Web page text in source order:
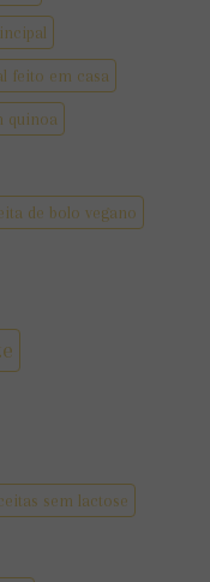
feito em casa
quinoa
de bolo vegano
sem lactose